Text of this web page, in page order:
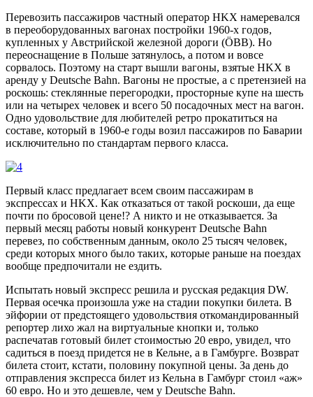
Перевозить пассажиров частный оператор HKX намеревался
в переоборудованных вагонах постройки 1960-х годов,
купленных у Австрийской железной дороги (ÖBB). Но
переоснащение в Польше затянулось, а потом и вовсе
сорвалось. Поэтому на старт вышли вагоны, взятые HKX в
аренду у Deutsche Bahn. Вагоны не простые, а с претензией на
роскошь: стеклянные перегородки, просторные купе на шесть
или на четырех человек и всего 50 посадочных мест на вагон.
Одно удовольствие для любителей ретро прокатиться на
составе, который в 1960-е годы возил пассажиров по Баварии
исключительно по стандартам первого класса.
Первый класс предлагает всем своим пассажирам в
экспрессах и HKX. Как отказаться от такой роскоши, да еще
почти по бросовой цене!? А никто и не отказывается. За
первый месяц работы новый конкурент Deutsche Bahn
перевез, по собственным данным, около 25 тысяч человек,
среди которых много было таких, которые раньше на поездах
вообще предпочитали не ездить.
Испытать новый экспресс решила и русская редакция DW.
Первая осечка произошла уже на стадии покупки билета. В
эйфории от предстоящего удовольствия откомандированный
репортер лихо жал на виртуальные кнопки и, только
распечатав готовый билет стоимостью 20 евро, увидел, что
садиться в поезд придется не в Кельне, а в Гамбурге. Возврат
билета стоит, кстати, половину покупной цены. За день до
отправления экспресса билет из Кельна в Гамбург стоил «аж»
60 евро. Но и это дешевле, чем у Deutsche Bahn.